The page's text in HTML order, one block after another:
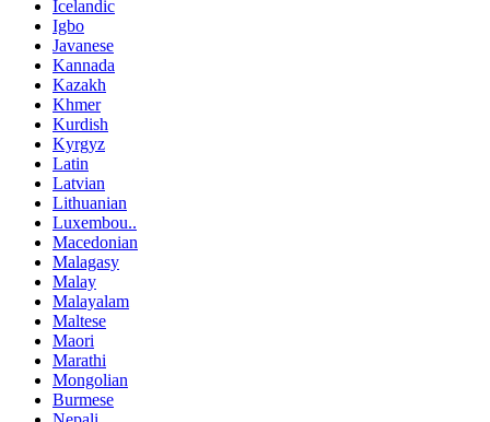
Icelandic
Igbo
Javanese
Kannada
Kazakh
Khmer
Kurdish
Kyrgyz
Latin
Latvian
Lithuanian
Luxembou..
Macedonian
Malagasy
Malay
Malayalam
Maltese
Maori
Marathi
Mongolian
Burmese